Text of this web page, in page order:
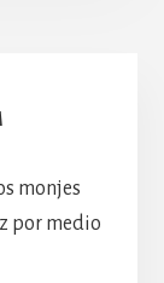
monjes
por medio